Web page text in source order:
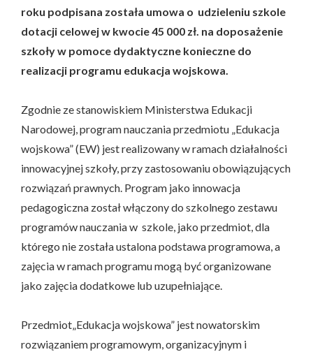
roku podpisana została umowa o udzieleniu szkole
dotacji celowej w kwocie 45 000 zł. na doposażenie
szkoły w pomoce dydaktyczne konieczne do
realizacji programu edukacja wojskowa.
Zgodnie ze stanowiskiem Ministerstwa Edukacji
Narodowej, program nauczania przedmiotu „Edukacja
wojskowa” (EW) jest realizowany w ramach działalności
innowacyjnej szkoły, przy zastosowaniu obowiązujących
rozwiązań prawnych. Program jako innowacja
pedagogiczna został włączony do szkolnego zestawu
programów nauczania w szkole, jako przedmiot, dla
którego nie została ustalona podstawa programowa, a
zajęcia w ramach programu mogą być organizowane
jako zajęcia dodatkowe lub uzupełniające.
Przedmiot„Edukacja wojskowa” jest nowatorskim
rozwiązaniem programowym, organizacyjnym i